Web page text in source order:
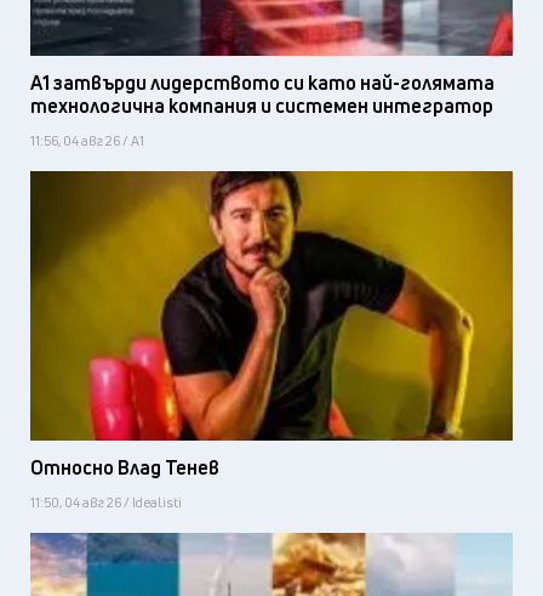
А1 затвърди лидерството си като най-голямата
технологична компания и системен интегратор
11:56, 04 авг 26 / А1
Относно Влад Тенев
11:50, 04 авг 26 / Idealisti